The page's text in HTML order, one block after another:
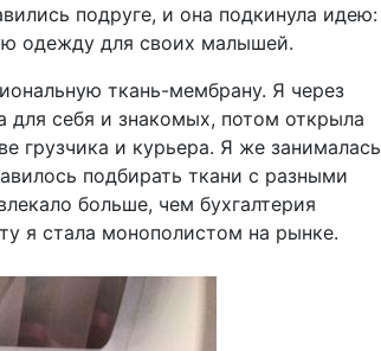
подруге, и она подкинула идею:
одежду для своих малышей.
ткань-мембрану. Я через
для себя и знакомых, потом открыла
грузчика и курьера. Я же занималась
подбирать ткани с разными
больше, чем бухгалтерия
я стала монополистом на рынке.